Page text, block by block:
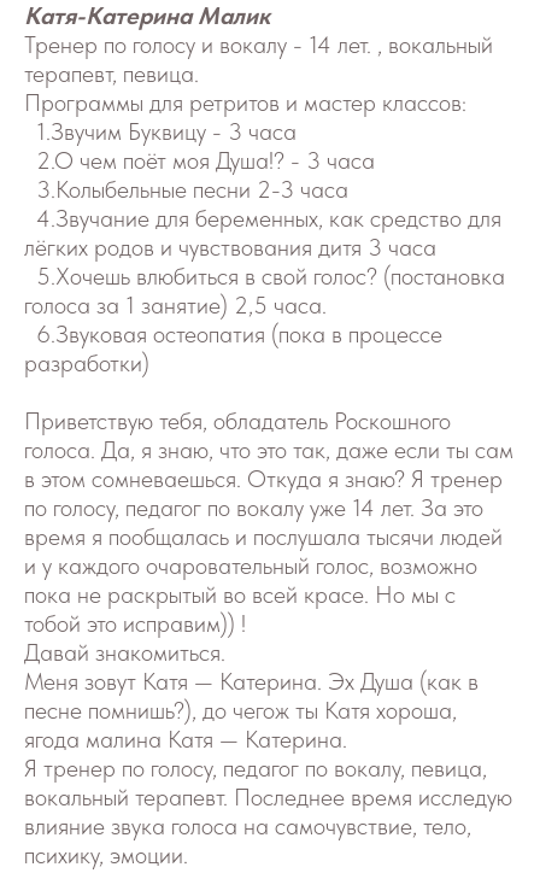
Катя-Катерина Малик
Тренер по голосу и вокалу - 14 лет. , вокальный
терапевт, певица.
Программы для ретритов и мастер классов:
1.Звучим Буквицу - 3 часа
2.О чем поёт моя Душа!? - 3 часа
3.Колыбельные песни 2-3 часа
4.Звучание для беременных, как средство для
лёгких родов и чувствования дитя 3 часа
5.Хочешь влюбиться в свой голос? (постановка
голоса за 1 занятие) 2,5 часа.
6.Звуковая остеопатия (пока в процессе
разработки)
Приветствую тебя, обладатель Роскошного
голоса. Да, я знаю, что это так, даже если ты сам
в этом сомневаешься. Откуда я знаю? Я тренер
по голосу, педагог по вокалу уже 14 лет. За это
время я пообщалась и послушала тысячи людей
и у каждого очаровательный голос, возможно
пока не раскрытый во всей красе. Но мы с
тобой это исправим)) !
Давай знакомиться.
Меня зовут Катя — Катерина. Эх Душа (как в
песне помнишь?), до чегож ты Катя хороша,
ягода малина Катя — Катерина.
Я тренер по голосу, педагог по вокалу, певица,
вокальный терапевт. Последнее время исследую
влияние звука голоса на самочувствие, тело,
психику, эмоции.